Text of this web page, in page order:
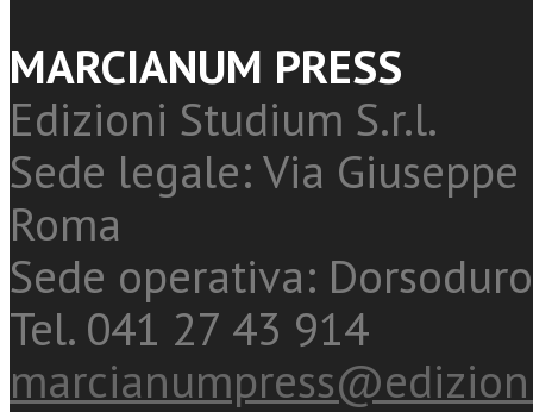
MARCIANUM PRESS
Edizioni Studium S.r.l.
Sede legale: Via
Roma
Sede operativa:
Tel. 041 27 43 914